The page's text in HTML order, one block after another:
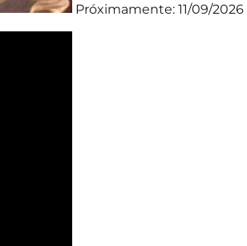
Próximamente: 11/09/2026